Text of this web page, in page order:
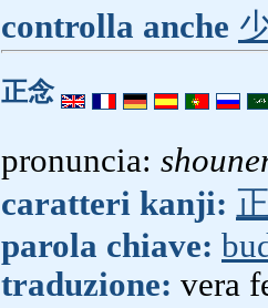
controlla anche
正念
pronuncia:
caratteri kanji:
parola chiave:
traduzione: vera